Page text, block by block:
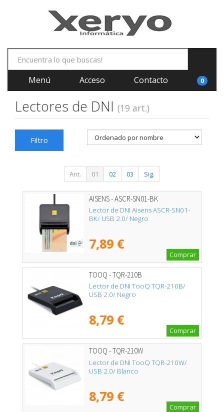
Menú Acceso Contacto 0
Lectores de DNI (19 art.)
Filtro
Ant. 01 02 03 Sig.
AISENS - ASCR-SN01-BK
Lector de DNI Aisens ASCR-SN01-
BK/ USB 2.0/ Negro
7,89 €
Comprar
TOOQ - TQR-210B
Lector de DNI TooQ TQR-210B/
USB 2.0/ Negro
8,79 €
Comprar
TOOQ - TQR-210W
Lector de DNI TooQ TQR-210W/
USB 2.0/ Blanco
8,79 €
Comprar